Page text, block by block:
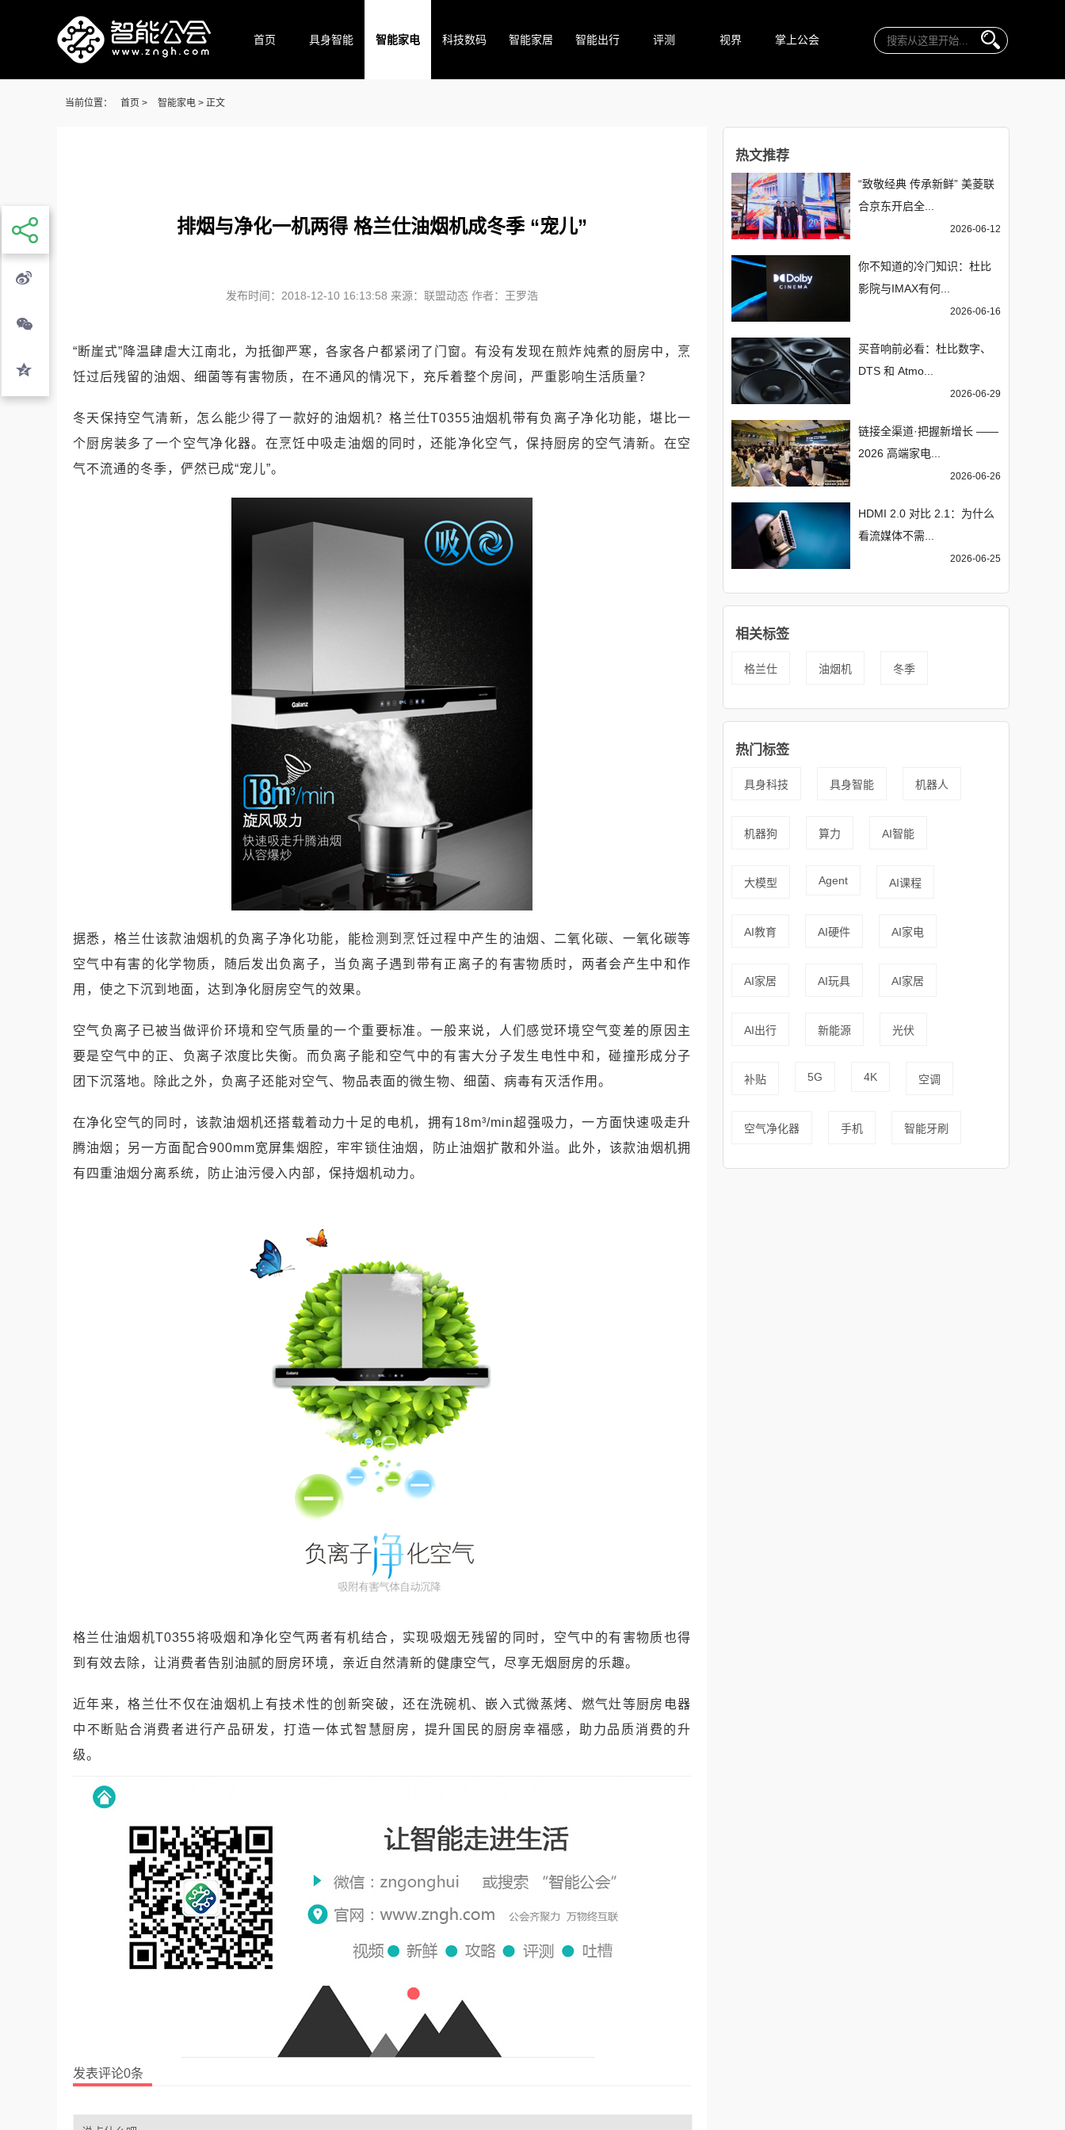
首页 具身智能 智能家电 科技数码 智能家居 智能出行 评测 视界 掌上公会
当前位置： 首页 > 智能家电 > 正文
排烟与净化一机两得 格兰仕油烟机成冬季 “宠儿”
发布时间：2018-12-10 16:13:58 来源：联盟动态 作者：王罗浩
“断崖式”降温肆虐大江南北，为抵御严寒，各家各户都紧闭了门窗。有没有发现在煎炸炖煮的厨房中，烹
饪过后残留的油烟、细菌等有害物质，在不通风的情况下，充斥着整个房间，严重影响生活质量？
冬天保持空气清新，怎么能少得了一款好的油烟机？格兰仕T0355油烟机带有负离子净化功能，堪比一
个厨房装多了一个空气净化器。在烹饪中吸走油烟的同时，还能净化空气，保持厨房的空气清新。在空
气不流通的冬季，俨然已成“宠儿”。
据悉，格兰仕该款油烟机的负离子净化功能，能检测到烹饪过程中产生的油烟、二氧化碳、一氧化碳等
空气中有害的化学物质，随后发出负离子，当负离子遇到带有正离子的有害物质时，两者会产生中和作
用，使之下沉到地面，达到净化厨房空气的效果。
空气负离子已被当做评价环境和空气质量的一个重要标准。一般来说，人们感觉环境空气变差的原因主
要是空气中的正、负离子浓度比失衡。而负离子能和空气中的有害大分子发生电性中和，碰撞形成分子
团下沉落地。除此之外，负离子还能对空气、物品表面的微生物、细菌、病毒有灭活作用。
在净化空气的同时，该款油烟机还搭载着动力十足的电机，拥有18m³/min超强吸力，一方面快速吸走升
腾油烟；另一方面配合900mm宽屏集烟腔，牢牢锁住油烟，防止油烟扩散和外溢。此外，该款油烟机拥
有四重油烟分离系统，防止油污侵入内部，保持烟机动力。
格兰仕油烟机T0355将吸烟和净化空气两者有机结合，实现吸烟无残留的同时，空气中的有害物质也得
到有效去除，让消费者告别油腻的厨房环境，亲近自然清新的健康空气，尽享无烟厨房的乐趣。
近年来，格兰仕不仅在油烟机上有技术性的创新突破，还在洗碗机、嵌入式微蒸烤、燃气灶等厨房电器
中不断贴合消费者进行产品研发，打造一体式智慧厨房，提升国民的厨房幸福感，助力品质消费的升
级。
发表评论0条
热文推荐
“致敬经典 传承新鲜” 美菱联
合京东开启全...
2026-06-12
你不知道的冷门知识：杜比
影院与IMAX有何...
2026-06-16
买音响前必看：杜比数字、
DTS 和 Atmo...
2026-06-29
链接全渠道·把握新增长 ——
2026 高端家电...
2026-06-26
HDMI 2.0 对比 2.1：为什么
看流媒体不需...
2026-06-25
相关标签
格兰仕 油烟机 冬季
热门标签
具身科技 具身智能 机器人
机器狗 算力 AI智能
大模型 Agent AI课程
AI教育 AI硬件 AI家电
AI家居 AI玩具 AI家居
AI出行 新能源 光伏
补贴 5G 4K 空调
空气净化器 手机 智能牙刷